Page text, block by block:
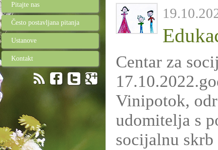
Pitajte nas
Često postavljana pitanja
Ustanove
Kontakt
Centar za
Vinipotok,
udomitelja s
socijalnu